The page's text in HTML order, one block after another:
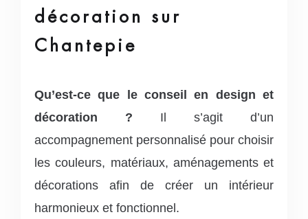
décoration sur
Chantepie
Qu’est-ce que le conseil en design et
décoration ? Il s’agit d’un
accompagnement personnalisé pour choisir
les couleurs, matériaux, aménagements et
décorations afin de créer un intérieur
harmonieux et fonctionnel.